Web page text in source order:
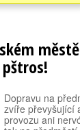
Dopravu na
zvíře převyšující
provozu ani